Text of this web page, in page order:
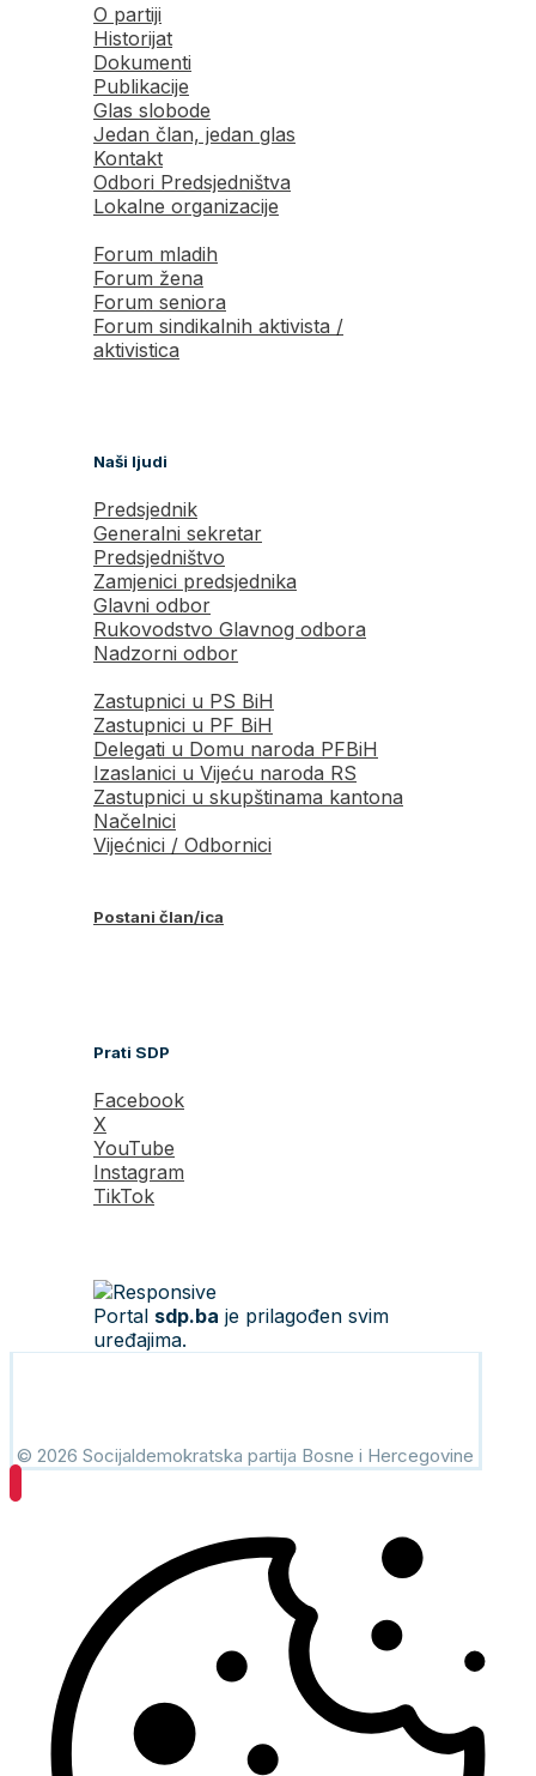
O partiji
Historijat
Dokumenti
Publikacije
Glas slobode
Jedan član, jedan glas
Kontakt
Odbori Predsjedništva
Lokalne organizacije
Forum mladih
Forum žena
Forum seniora
Forum sindikalnih aktivista /
aktivistica
Naši ljudi
Predsjednik
Generalni sekretar
Predsjedništvo
Zamjenici predsjednika
Glavni odbor
Rukovodstvo Glavnog odbora
Nadzorni odbor
Zastupnici u PS BiH
Zastupnici u PF BiH
Delegati u Domu naroda PFBiH
Izaslanici u Vijeću naroda RS
Zastupnici u skupštinama kantona
Načelnici
Vijećnici / Odbornici
Postani član/ica
Prati SDP
Facebook
X
YouTube
Instagram
TikTok
Portal sdp.ba je prilagođen svim
uređajima.
© 2026 Socijaldemokratska partija Bosne i Hercegovine